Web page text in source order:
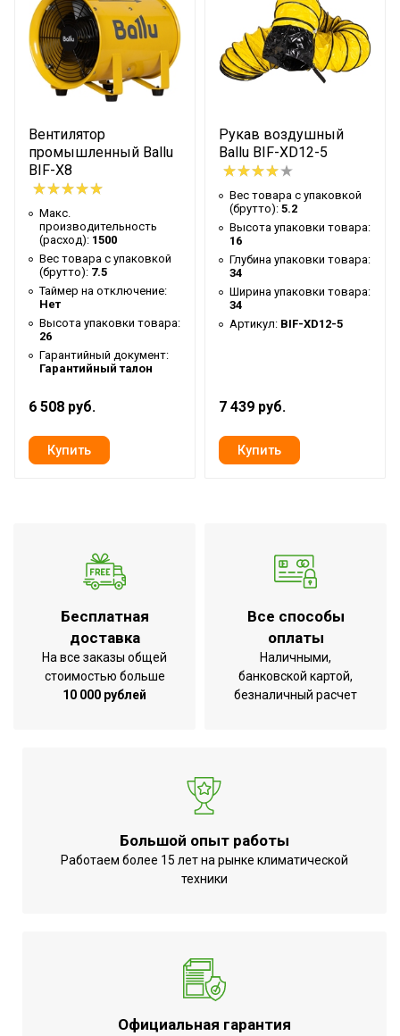
Ширина упаковки
товара
Артикул
BIF-XD10-10
Бренд
Высота товара
25
Глубина товара
Срок службы
5 лет
Ширина товара
Вес товара (нетто)
Внутренний диаметр
250
Количество метров в
упаковке
Страна производства
Вентилятор
промышленный Ballu
BIF-X8
Макс.
производительность
(расход): 1500
Вес товара с упаковкой
(брутто): 7.5
Таймер на отключение:
Нет
Высота упаковки товара:
26
Гарантийный документ:
Гарантийный талон
6 508 руб.
Рукав воздушный
Ballu BIF-XD12-5
Вес товара с упаковкой
(брутто): 5.2
Высота упаковки товара:
16
Глубина упаковки товара:
34
Ширина упаковки товара:
34
Артикул: BIF-XD12-5
7 439 руб.
Бесплатная
доставка
На все заказы общей
стоимостью больше
10 000 рублей
Все способы
оплаты
Наличными,
банковской картой,
безналичный расчет
Большой опыт работы
Работаем более 15 лет на рынке климатической
техники
Официальная гарантия